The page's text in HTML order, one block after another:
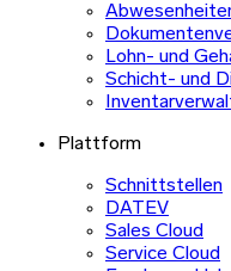
Lohn- und
Schicht- und
Plattform
Schnittstellen
DATEV
Sales Cloud
Service Cloud